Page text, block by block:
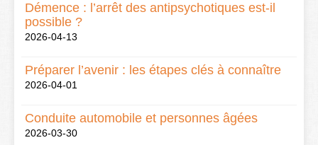
Démence : l’arrêt des antipsychotiques est-il
possible ?
2026-04-13
Préparer l’avenir : les étapes clés à connaître
2026-04-01
Conduite automobile et personnes âgées
2026-03-30